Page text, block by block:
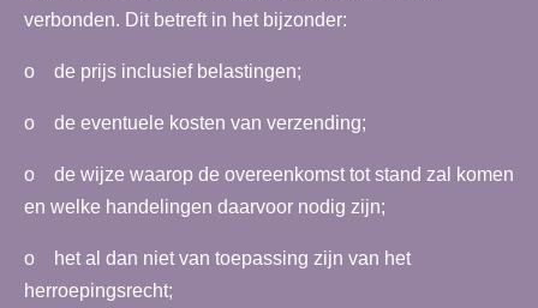
verbonden. Dit betreft in het bijzonder:
o de prijs inclusief belastingen;
o de eventuele kosten van verzending;
o de wijze waarop de overeenkomst tot stand zal komen
en welke handelingen daarvoor nodig zijn;
o het al dan niet van toepassing zijn van het
herroepingsrecht;